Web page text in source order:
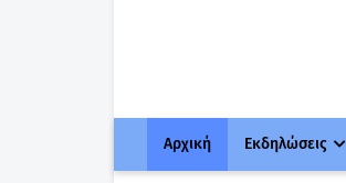
Αρχική Εκδηλώσεις